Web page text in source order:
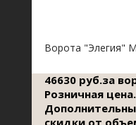
Ворота "Элегия"
46630 руб.за
Розничная цена.
скидки от